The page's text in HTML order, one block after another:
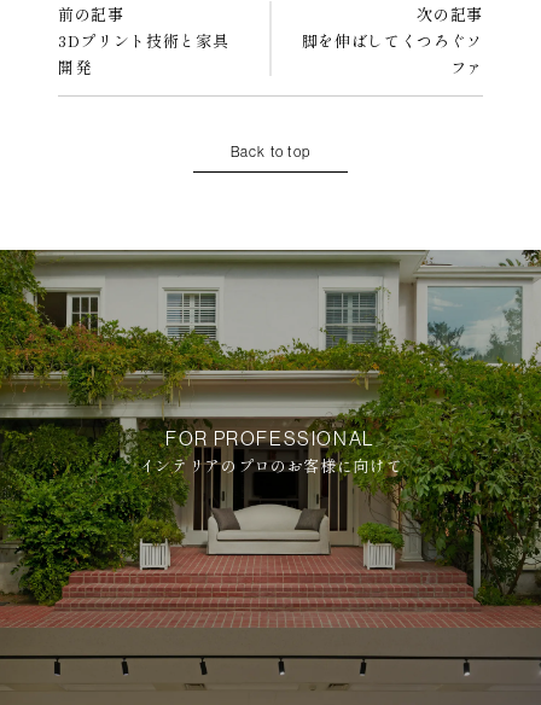
前の記事
3Dプリント技術と家具
開発
次の記事
脚を伸ばしてくつろぐソ
ファ
Back to top
FOR PROFESSIONAL
インテリアのプロのお客様に向けて